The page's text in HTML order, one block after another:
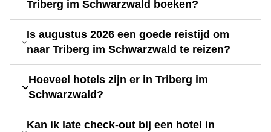
Triberg im Schwarzwald boeken?
Is augustus 2026 een goede reistijd om
naar Triberg im Schwarzwald te reizen?
Hoeveel hotels zijn er in Triberg im
Schwarzwald?
Kan ik late check-out bij een hotel in